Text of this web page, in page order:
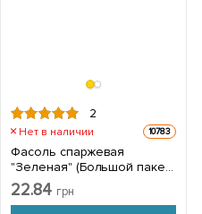
2
Нет в наличии 10783
Фасоль спаржевая
"Зеленая" (Большой пакет)
ТМ "Весна" 5г
22.84 грн